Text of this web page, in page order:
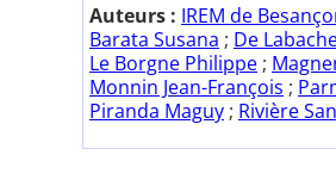
Auteurs : IREM de
Barata Susana ; De
Le Borgne Philippe ;
Monnin Jean-François ;
Piranda Maguy ; Rivière